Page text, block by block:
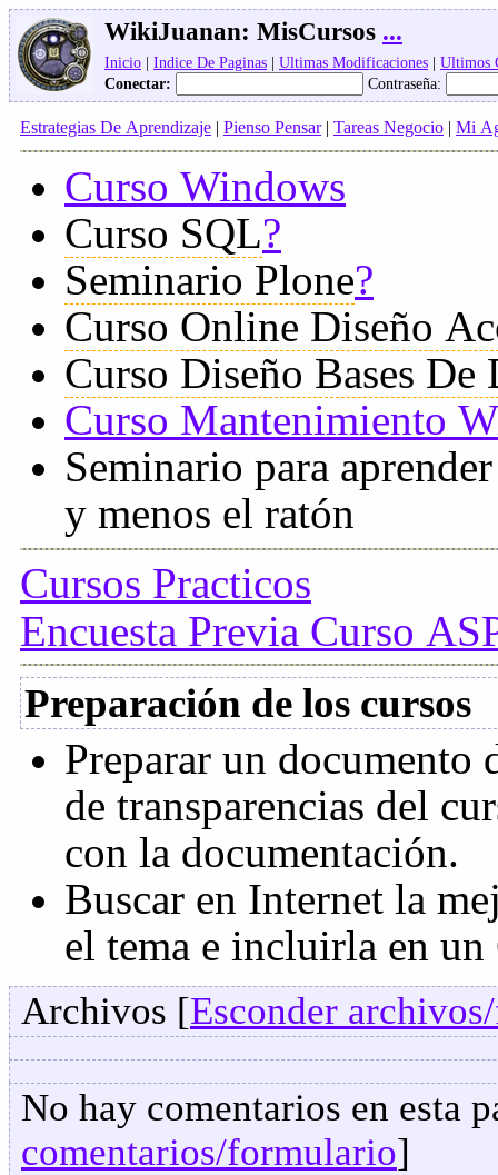
WikiJuanan: MisCursos ...
Inicio | Indice De Paginas | Ultimas Modificaciones | Ultimos
Conectar:
Contraseña:
Estrategias De Aprendizaje | Pienso Pensar| Tareas Negocio | Mi
Curso Windows
Curso SQL?
Seminario Plone?
Curso Online Diseño
Curso Diseño Bases De
Curso Mantenimiento
Seminario para
y menos el ratón
Cursos Practicos
Encuesta Previa Curso
Preparación de los cursos
Preparar un documento
de transparencias del
con la documentación.
Buscar en Internet la
el tema e incluirla en un
Archivos [Esconder
No hay comentarios en esta
comentarios/formulario]